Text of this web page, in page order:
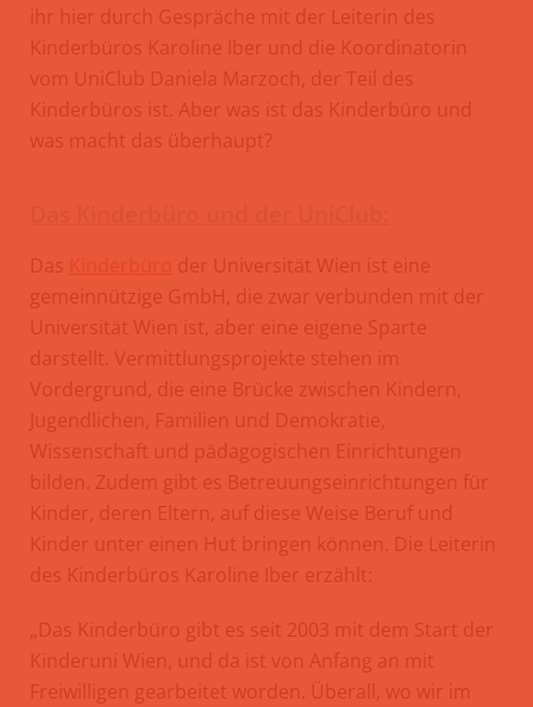
ihr hier durch Gespräche mit der Leiterin des
Kinderbüros Karoline Iber und die Koordinatorin
vom UniClub Daniela Marzoch, der Teil des
Kinderbüros ist. Aber was ist das Kinderbüro und
was macht das überhaupt?
Das
der Universität Wien ist eine
gemeinnützige GmbH, die zwar verbunden mit der
Universität Wien ist, aber eine eigene Sparte
darstellt. Vermittlungsprojekte stehen im
Vordergrund, die eine Brücke zwischen Kindern,
Jugendlichen, Familien und Demokratie,
Wissenschaft und pädagogischen Einrichtungen
bilden. Zudem gibt es Betreuungseinrichtungen für
Kinder, deren Eltern, auf diese Weise Beruf und
Kinder unter einen Hut bringen können. Die Leiterin
des Kinderbüros Karoline Iber erzählt:
„Das Kinderbüro gibt es seit 2003 mit dem Start der
Kinderuni Wien, und da ist von Anfang an mit
Freiwilligen gearbeitet worden. Überall, wo wir im